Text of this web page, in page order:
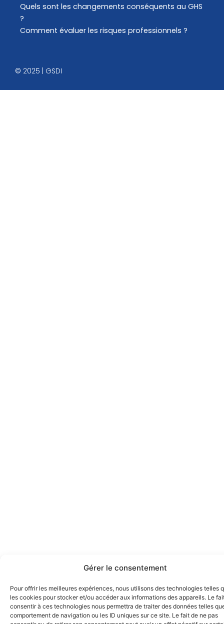
Gérer le consentement
Pour offrir les meilleures expériences, nous utilisons des technologies telles
les cookies pour stocker et/ou accéder aux informations des appareils. Le
consentir à ces technologies nous permettra de traiter des données telles
comportement de navigation ou les ID uniques sur ce site. Le fait de ne pas
Quels sont les changements conséquents au GHS
?
Comment évaluer les risques professionnels ?
© 2025 | GSDI